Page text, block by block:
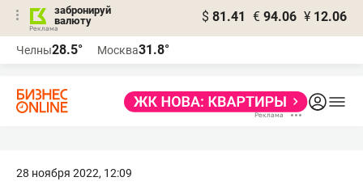
забронируй
валюту
$ 81.41 € 94.06 ¥ 12.06
Челны28.5° Москва31.8°
28 ноября 2022, 12:09